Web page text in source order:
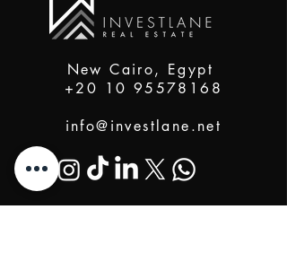
New Cairo, Egypt
+20 10 95578168
info@investlane.net